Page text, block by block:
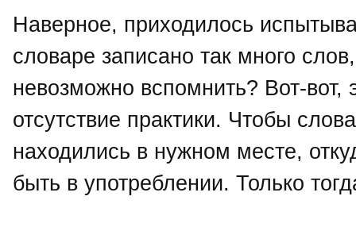
Наверное, приходилось
словаре записано так много
невозможно вспомнить? Вот-вот,
отсутствие практики. Чтобы
находились в нужном месте,
быть в употреблении. Только